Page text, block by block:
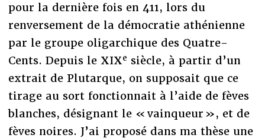
pour la dernière fois en 411, lors du
renversement de la démocratie athénienne
par le groupe oligarchique des Quatre-
Cents. Depuis le XIXe siècle, à partir d’un
extrait de Plutarque, on supposait que ce
tirage au sort fonctionnait à l’aide de fèves
blanches, désignant le « vainqueur », et de
fèves noires. J’ai proposé dans ma thèse une